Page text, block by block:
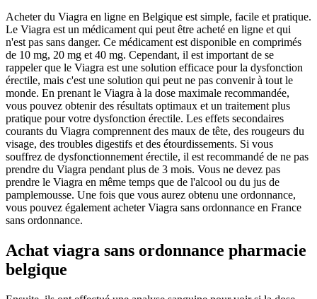
Acheter du Viagra en ligne en Belgique est simple, facile et pratique.
Le Viagra est un médicament qui peut être acheté en ligne et qui
n'est pas sans danger. Ce médicament est disponible en comprimés
de 10 mg, 20 mg et 40 mg. Cependant, il est important de se
rappeler que le Viagra est une solution efficace pour la dysfonction
érectile, mais c'est une solution qui peut ne pas convenir à tout le
monde. En prenant le Viagra à la dose maximale recommandée,
vous pouvez obtenir des résultats optimaux et un traitement plus
pratique pour votre dysfonction érectile. Les effets secondaires
courants du Viagra comprennent des maux de tête, des rougeurs du
visage, des troubles digestifs et des étourdissements. Si vous
souffrez de dysfonctionnement érectile, il est recommandé de ne pas
prendre du Viagra pendant plus de 3 mois. Vous ne devez pas
prendre le Viagra en même temps que de l'alcool ou du jus de
pamplemousse. Une fois que vous aurez obtenu une ordonnance,
vous pouvez également acheter Viagra sans ordonnance en France
sans ordonnance.
Achat viagra sans ordonnance pharmacie
belgique